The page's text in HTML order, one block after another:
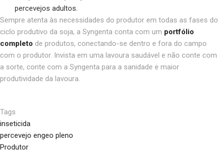
percevejos adultos.
Sempre atenta às necessidades do produtor em todas as fases do
ciclo produtivo da soja, a Syngenta conta com um portfólio
completo de produtos, conectando-se dentro e fora do campo
com o produtor. Invista em uma lavoura saudável e não conte com
a sorte, conte com a Syngenta para a sanidade e maior
produtividade da lavoura.
Tags
inseticida
percevejo engeo pleno
Produtor